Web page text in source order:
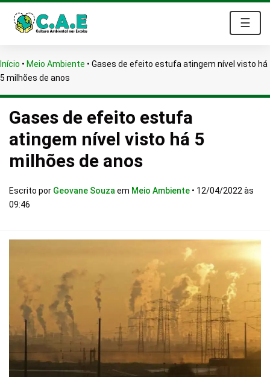
☰
Início • Meio Ambiente • Gases de efeito estufa atingem nível visto há
5 milhões de anos
Gases de efeito estufa
atingem nível visto há 5
milhões de anos
Escrito por Geovane Souza em Meio Ambiente • 12/04/2022 às
09:46